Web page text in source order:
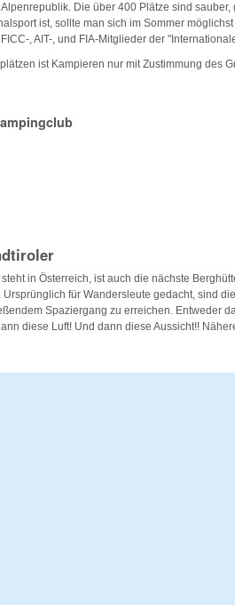
Die über 400 Plätze sind
ist, sollte man sich im Sommer
, AIT-, und FIA-Mitglieder der
ist Kampieren nur mit Zustimmung des
in Österreich, ist auch die nächste
für Wandersleute gedacht, sind
Spaziergang zu erreichen. Entweder
diese Luft! Und dann diese Aussicht!!